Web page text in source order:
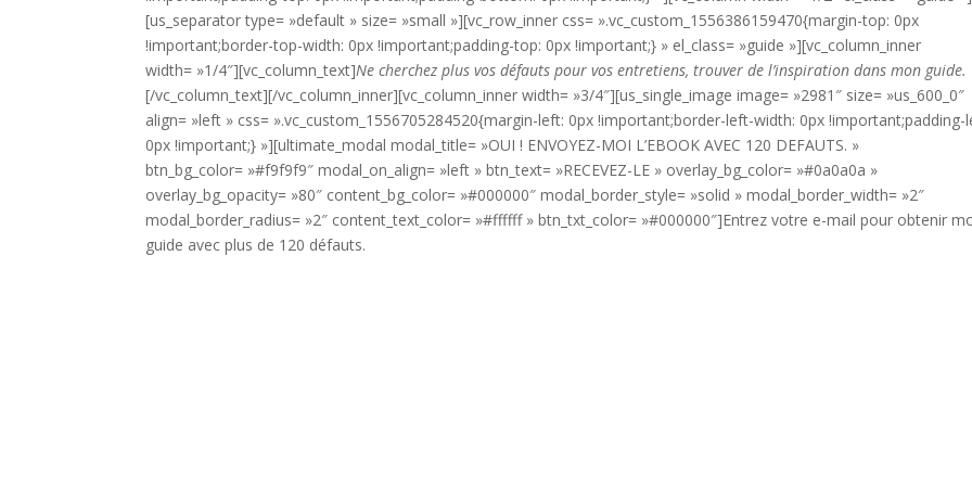
[us_separator type= »default » size= »small »][vc_row_inner css= ».vc_custom_1556386159470{margin-top: 0px
!important;border-top-width: 0px !important;padding-top: 0px !important;} » el_class= »guide »][vc_column_inner
width= »1/4″][vc_column_text]Ne cherchez plus vos défauts pour vos entretiens, trouver de l’inspiration dans mon guide.
[/vc_column_text][/vc_column_inner][vc_column_inner width= »3/4″][us_single_image image= »2981″ size= »us_600_0″
align= »left » css= ».vc_custom_1556705284520{margin-left: 0px !important;border-left-width: 0px !important;padding-
0px !important;} »][ultimate_modal modal_title= »OUI ! ENVOYEZ-MOI L’EBOOK AVEC 120 DEFAUTS. »
btn_bg_color= »#f9f9f9″ modal_on_align= »left » btn_text= »RECEVEZ-LE » overlay_bg_color= »#0a0a0a »
overlay_bg_opacity= »80″ content_bg_color= »#000000″ modal_border_style= »solid » modal_border_width= »2″
modal_border_radius= »2″ content_text_color= »#ffffff » btn_txt_color= »#000000″]Entrez votre e-mail pour obtenir
guide avec plus de 120 défauts.